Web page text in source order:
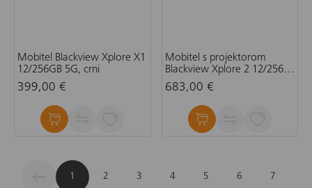
Mobitel Blackview Xplore X1
12/256GB 5G, crni
399,00 €
Mobitel s projektorom
Blackview Xplore 2 12/256
5G, crni
683,00 €
1 2 3 4 5 6 7